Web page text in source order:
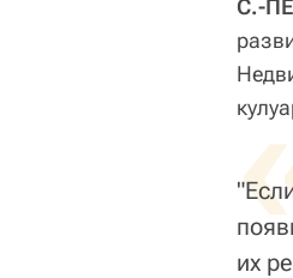
С.-
их